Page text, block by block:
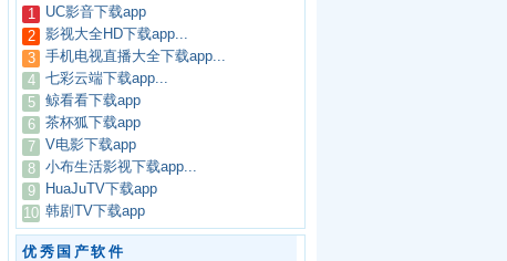
1
UC影音下载app
2
影视大全HD下载app...
3
手机电视直播大全下载app...
4
七彩云端下载app...
5
鲸看看下载app
6
茶杯狐下载app
7
V电影下载app
8
小布生活影视下载app...
9
HuaJuTV下载app
10 韩剧TV下载app
优秀国产软件